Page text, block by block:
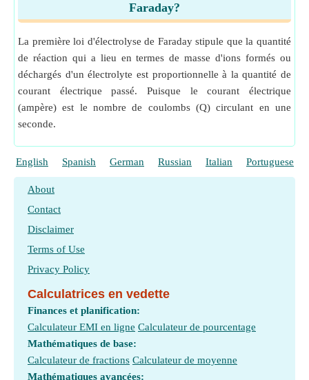
Faraday?
La première loi d'électrolyse de Faraday stipule que la quantité
de réaction qui a lieu en termes de masse d'ions formés ou
déchargés d'un électrolyte est proportionnelle à la quantité de
courant électrique passé. Puisque le courant électrique
(ampère) est le nombre de coulombs (Q) circulant en une
seconde.
English Spanish German Russian Italian Portuguese
About
Contact
Disclaimer
Terms of Use
Privacy Policy
Calculatrices en vedette
Finances et planification:
Calculateur EMI en ligne Calculateur de pourcentage
Mathématiques de base:
Calculateur de fractions Calculateur de moyenne
Mathématiques avancées: